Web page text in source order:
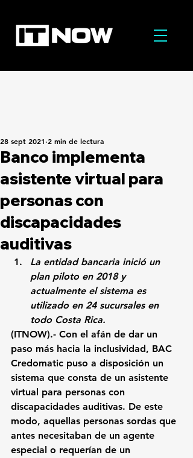
Banco implementa
asistente virtual para
personas con
discapacidades
auditivas
28 sept 2021 2 min de lectura
La entidad bancaria inició un
plan piloto en 2018 y
actualmente el sistema es
utilizado en 24 sucursales en
todo Costa Rica.
(ITNOW).- Con el afán de dar un
paso más hacia la inclusividad, BAC
Credomatic puso a disposición un
sistema que consta de un asistente
virtual para personas con
discapacidades auditivas. De este
modo, aquellas personas sordas que
antes necesitaban de un agente
especial o requerían de un